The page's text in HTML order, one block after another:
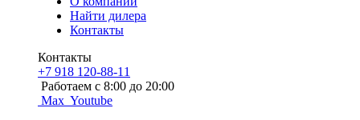
Найти дилера
Контакты
Контакты
+7 918 120-88-11
Работаем c 8:00 до 20:00
Max Youtube